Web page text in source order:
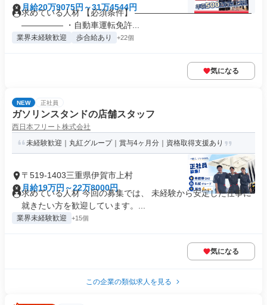
月給20万9075円～31万4544円
求めている人材 【必須条件】 ――――――――――――――
――――― ・自動車運転免許...
業界未経験歓迎 歩合給あり +22個
気になる
NEW 正社員
ガソリンスタンドの店舗スタッフ
西日本フリート株式会社
未経験歓迎｜丸紅グループ｜賞与4ヶ月分｜資格取得支援あり
〒519-1403三重県伊賀市上村
月給19万円～22万8000円
求めている人材 今回の募集では、 未経験から安定した仕事に
就きたい方を歓迎しています。...
業界未経験歓迎 +15個
気になる
この企業の類似求人を見る